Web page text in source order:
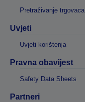
Pretraživanje trgovaca
Uvjeti
Uvjeti korištenja
Pravna obavijest
Safety Data Sheets
Partneri